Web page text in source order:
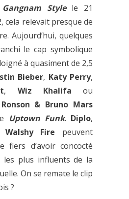
Gangnam Stylele 21
cela relevait presque de
Aujourd’hui, quelques
le cap symbolique
à quasiment de 2,5
Bieber, Katy Perry,
, Wiz Khalifa ou
& Bruno Mars
Uptown Funk. Diplo,
Walshy Fire peuvent
fiers d’avoir concocté
les plus influents de la
On se remate le clip
?